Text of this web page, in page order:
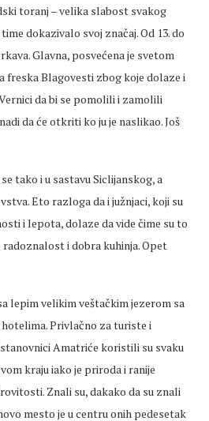
toranj – velika slabost svakog
dokazivalo svoj značaj. Od 13. do
Glavna, posvećena je svetom
freska Blagovesti zbog koje dolaze i
da bi se pomolili i zamolili
da će otkriti ko ju je naslikao. Još
tako i u sastavu Siclijanskog, a
Eto razloga da i južnjaci, koji su
i lepota, dolaze da vide čime su to
radoznalost i dobra kuhinja. Opet
lepim velikim veštačkim jezerom sa
Privlačno za turiste i
Amatriće koristili su svaku
kraju iako je priroda i ranije
Znali su, dakako da su znali
mesto je u centru onih pedesetak